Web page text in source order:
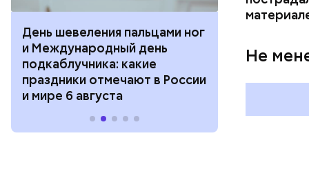
День шевеления пальцами ног
и Международный день
подкаблучника: какие
праздники отмечают в России
и мире 6 августа
горизонта и
курсанта:
отмечают в
Не